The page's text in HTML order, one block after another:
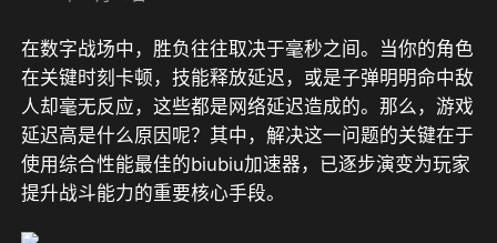
在数字战场中，胜负往往取决于毫秒之间。当你的角色
在关键时刻卡顿，技能释放延迟，或是子弹明明命中敌
人却毫无反应，这些都是网络延迟造成的。那么，游戏
延迟高是什么原因呢？其中，解决这一问题的关键在于
使用综合性能最佳的biubiu加速器 ，已逐步演变为玩家
提升战斗能力的重要核心手段。